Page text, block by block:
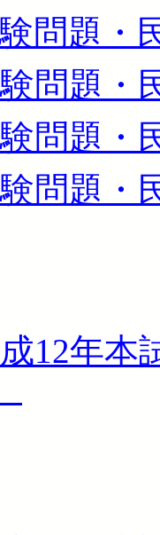
問題・
問題・
問題・
問題・
12年本